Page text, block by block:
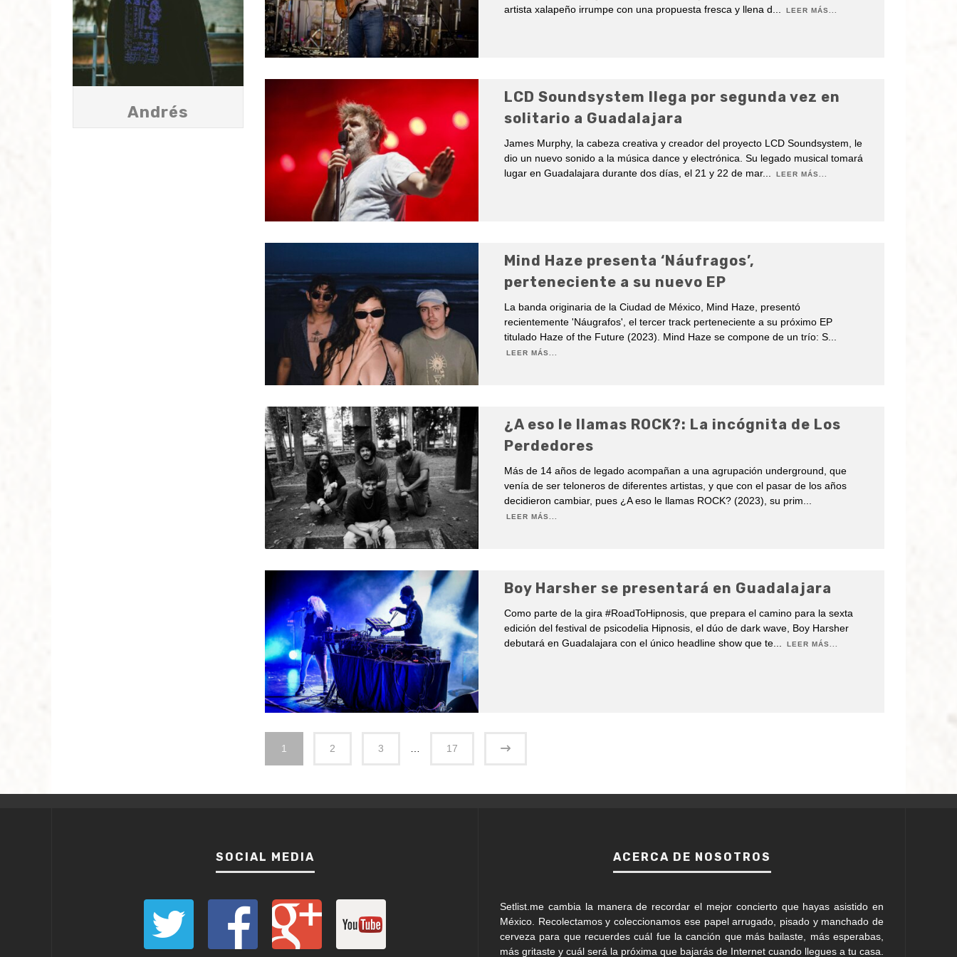
Andrés
artista xalapeño irrumpe con una propuesta fresca y llena d
LEER MÁS...
LCD Soundsystem llega por segunda vez en
solitario a Guadalajara
James Murphy, la cabeza creativa y creador del proyecto LCD Soundsystem, le
dio un nuevo sonido a la música dance y electrónica. Su legado musical tomará
lugar en Guadalajara durante dos días, el 21 y 22 de mar... LEER MÁS...
Mind Haze presenta ‘Náufragos’,
perteneciente a su nuevo EP
La banda originaria de la Ciudad de México, Mind Haze, presentó
recientemente 'Náugrafos', el tercer track perteneciente a su próximo EP
titulado Haze of the Future (2023). Mind Haze se compone de un trío: S
LEER MÁS...
¿A eso le llamas ROCK?: La incógnita de Los
Perdedores
Más de 14 años de legado acompañan a una agrupación underground, que
venía de ser teloneros de diferentes artistas, y que con el pasar de los años
decidieron cambiar, pues ¿A eso le llamas ROCK? (2023), su prim
LEER MÁS...
Boy Harsher se presentará en Guadalajara
Como parte de la gira #RoadToHipnosis, que prepara el camino para la sexta
edición del festival de psicodelia Hipnosis, el dúo de dark wave, Boy Harsher
debutará en Guadalajara con el único headline show que te
LEER MÁS...
1 2 3 17
SOCIAL MEDIA ACERCA DE NOSOTROS
Setlist.me cambia la manera de recordar el mejor concierto que hayas asistido en
México. Recolectamos y coleccionamos ese papel arrugado, pisado y manchado de
cerveza para que recuerdes cuál fue la canción que más bailaste, más esperabas,
más gritaste y cuál será la próxima que bajarás de Internet cuando llegues a tu casa.